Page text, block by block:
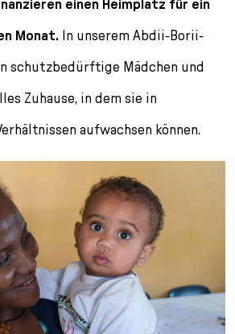
einen Heimplatz für ein
Monat. In unserem Abdii-Borii-
schutzbedürftige Mädchen und
Zuhause, in dem sie in
aufwachsen können.